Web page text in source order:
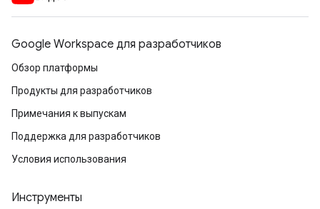
Google Workspace для разработчиков
Обзор платформы
Продукты для разработчиков
Примечания к выпускам
Поддержка для разработчиков
Условия использования
Инструменты